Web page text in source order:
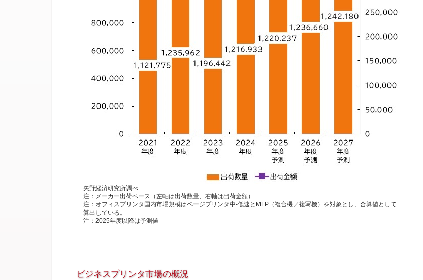
矢野経済研究所調べ
注：メーカー出荷ベース（左軸は出荷数量、右軸は出荷金額）
注：オフィスプリンタ国内市場規模はページプリンタ中-低速とMFP（複合機／複写機）を対象とし、合算値として
算出している。
注：2025年度以降は予測値
ビジネスプリンタ市場の概況